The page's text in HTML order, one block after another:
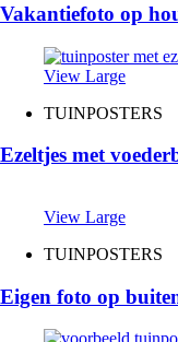
Vakantiefoto op
View Large
TUINPOSTERS
Ezeltjes met
View Large
TUINPOSTERS
Eigen foto op